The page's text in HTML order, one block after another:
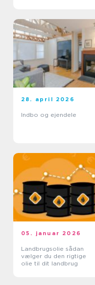
28. april 2026
Indbo og ejendele
05. januar 2026
Landbrugsolie sådan
vælger du den rigtige
olie til dit landbrug